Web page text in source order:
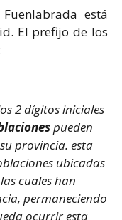
está
El prefijo de los
2 dígitos iniciales
pueden
provincia. esta
ubicadas
cuales han
permaneciendo
ocurrir esta